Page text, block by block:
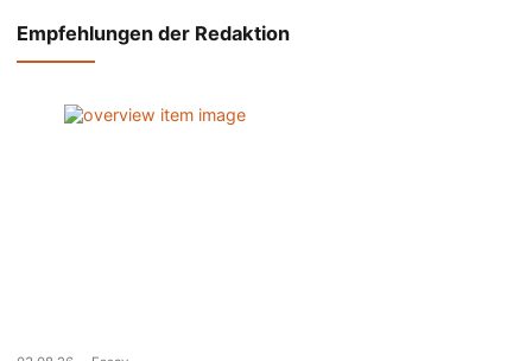
Empfehlungen der Redaktion